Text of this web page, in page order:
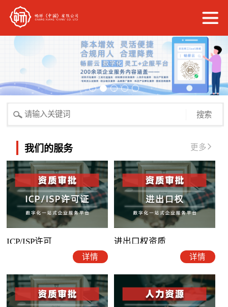
搜索
我们的服务 更多
ICP/ISP许可
详情
进出口权资质
详情